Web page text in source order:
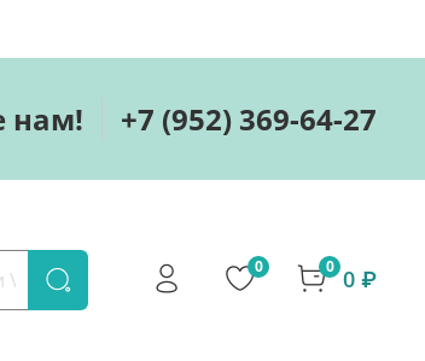
нам! +7 (952) 369-64-27
0 0 0 ₽